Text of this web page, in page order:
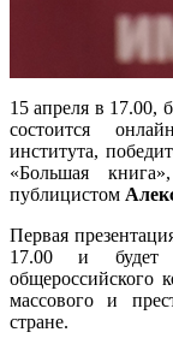
15 апреля в 17.00,
состоится
института,
«Большая
публицистом
Первая
17.00 и будет
общероссийского
массового и
стране.